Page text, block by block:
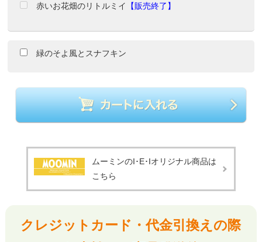
赤いお花畑のリトルミイ 【販売終了】
緑のそよ風とスナフキン
ムーミンのI･E･Iオリジナル商品は
こちら
クレジットカード・代金引換えの際